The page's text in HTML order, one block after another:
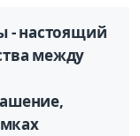
- настоящий
между